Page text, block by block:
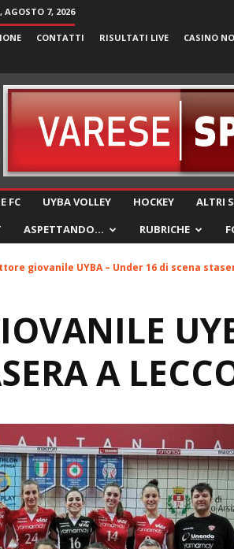
AGOSTO 7, 2026
CONTATTI RISULTATI LIVE CASINO
FC UYBA VOLLEY HOCKEY ALTRI
ASPETTANDO… RUBRICHE
giovanile UYBA – Under 16 di scena
A